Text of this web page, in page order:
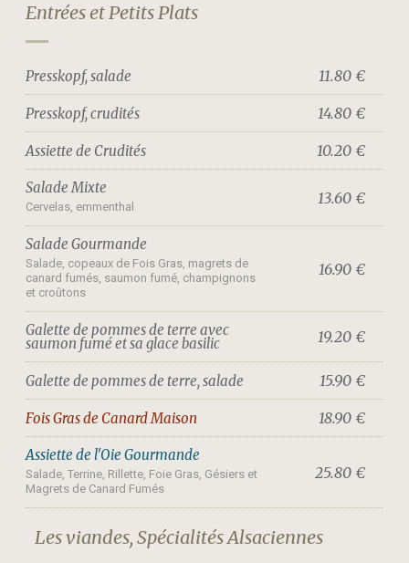
Entrées et Petits Plats
Presskopf, salade 11.80 €
Presskopf, crudités 14.80 €
Assiette de Crudités 10.20 €
Salade Mixte
Cervelas, emmenthal 13.60 €
Salade Gourmande
Salade, copeaux de Fois Gras, magrets de
canard fumés, saumon fumé, champignons
et croûtons
16.90 €
Galette de pommes de terre avec
saumon fumé et sa glace basilic 19.20 €
Galette de pommes de terre, salade 15.90 €
Fois Gras de Canard Maison 18.90 €
Assiette de l'Oie Gourmande
Salade, Terrine, Rillette, Foie Gras, Gésiers et
Magrets de Canard Fumés
25.80 €
Les viandes, Spécialités Alsaciennes